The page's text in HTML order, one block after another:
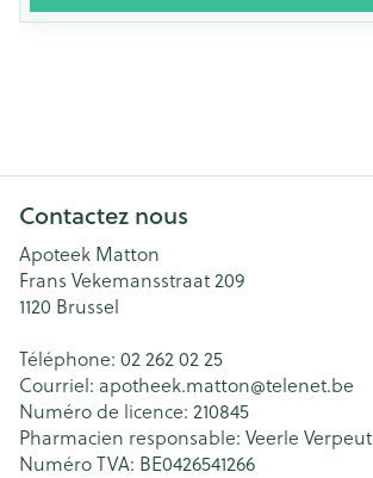
Contactez nous
Apoteek Matton
Frans Vekemansstraat 209
1120 Brussel
Téléphone: 02 262 02 25
Courriel: apotheek.matton@telenet.be
Numéro de licence: 210845
Pharmacien responsable: Veerle Verpeut
Numéro TVA: BE0426541266